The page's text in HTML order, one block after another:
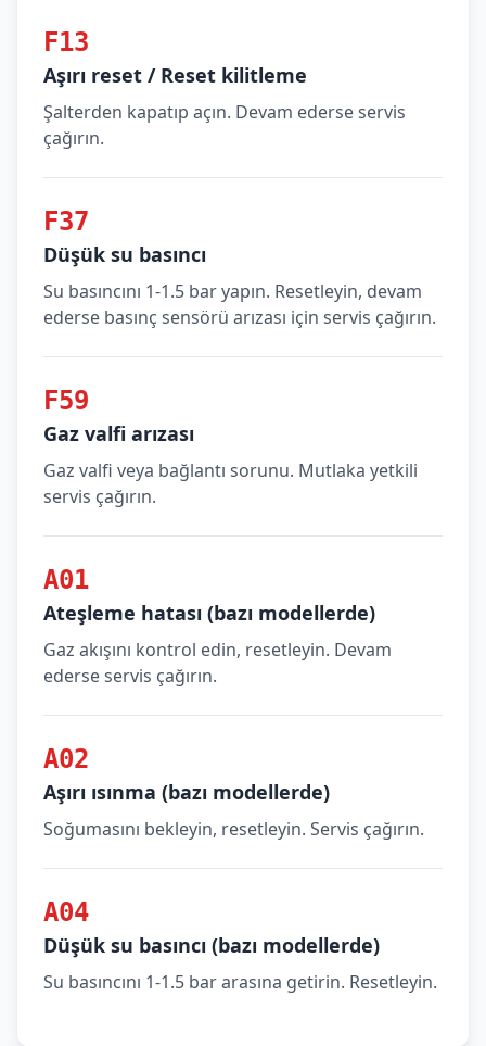
F13
Aşırı reset / Reset kilitleme
Şalterden kapatıp açın. Devam ederse servis
çağırın.
F37
Düşük su basıncı
Su basıncını 1-1.5 bar yapın. Resetleyin, devam
ederse basınç sensörü arızası için servis çağırın.
F59
Gaz valfi arızası
Gaz valfi veya bağlantı sorunu. Mutlaka yetkili
servis çağırın.
A01
Ateşleme hatası (bazı modellerde)
Gaz akışını kontrol edin, resetleyin. Devam
ederse servis çağırın.
A02
Aşırı ısınma (bazı modellerde)
Soğumasını bekleyin, resetleyin. Servis çağırın.
A04
Düşük su basıncı (bazı modellerde)
Su basıncını 1-1.5 bar arasına getirin. Resetleyin.